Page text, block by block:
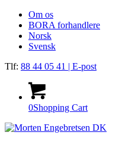
Om os
BORA forhandlere
Norsk
Svensk
Tlf: 88 44 05 41 | E-post
0Shopping Cart